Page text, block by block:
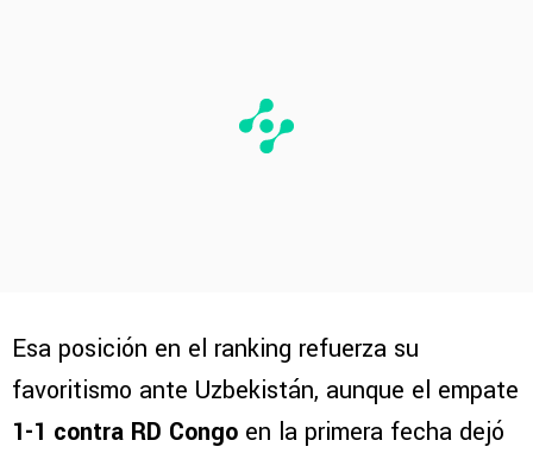
Esa posición en el ranking refuerza su
favoritismo ante Uzbekistán, aunque el empate
1-1 contra RD Congo en la primera fecha dejó